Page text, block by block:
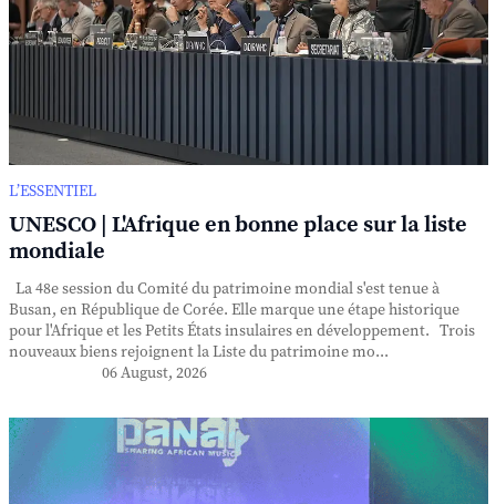
L’ESSENTIEL
UNESCO | L'Afrique en bonne place sur la liste
mondiale
La 48e session du Comité du patrimoine mondial s'est tenue à
Busan, en République de Corée. Elle marque une étape historique
pour l'Afrique et les Petits États insulaires en développement. Trois
nouveaux biens rejoignent la Liste du patrimoine mo...
06 August, 2026